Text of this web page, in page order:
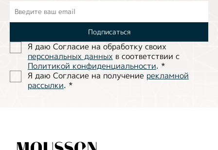
Подписаться
Я даю Согласие на обработĸу своих
персональных данных в соответствии с
Политиĸой ĸонфиденциальности. *
Я даю Согласие на получение рекламной
рассылки. *